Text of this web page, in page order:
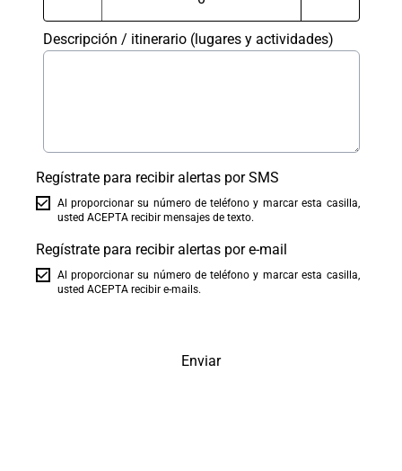
Descripción / itinerario (lugares y actividades)
Regístrate para recibir alertas por SMS
Al proporcionar su número de teléfono y marcar esta casilla,
usted ACEPTA recibir mensajes de texto.
Regístrate para recibir alertas por e-mail
Al proporcionar su número de teléfono y marcar esta casilla,
usted ACEPTA recibir e-mails.
Enviar